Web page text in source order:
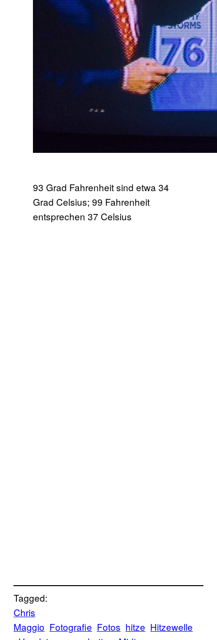
93 Grad Fahrenheit sind etwa 34
Grad Celsius; 99 Fahrenheit
entsprechen 37 Celsius
Tagged:
Chris
Maggio Fotografie Fotos hitze Hitzewelle